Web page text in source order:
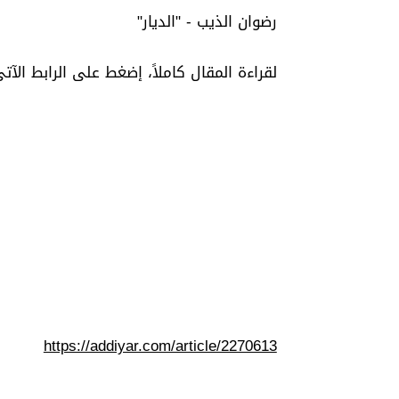
رضوان الذيب - "الديار"
لقراءة المقال كاملاً، إضغط على الرابط
https://addiyar.com/article/2270613